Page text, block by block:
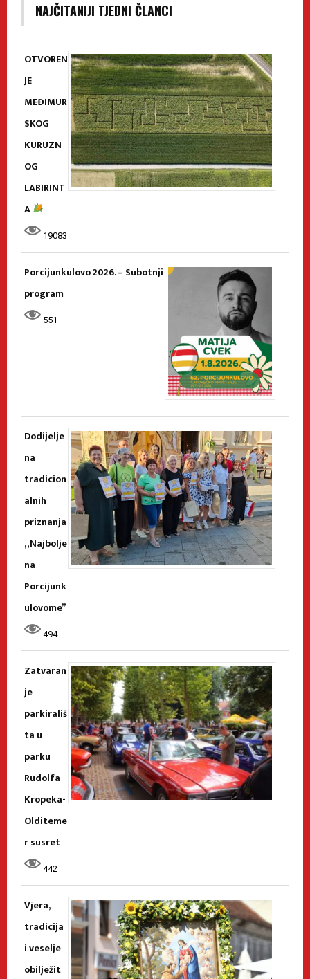
NAJČITANIJI TJEDNI ČLANCI
OTVOREN
JE
MEĐIMUR
SKOG
KURUZN
OG
LABIRINT
A
19083
Porcijunkulovo 2026. – Subotnji
program
551
Dodijelje
na
tradicion
alnih
priznanja
„Najbolje
na
Porcijunk
ulovome”
494
Zatvaran
je
parkirališ
ta u
parku
Rudolfa
Kropeka-
Olditeme
r susret
442
Vjera,
tradicija
i veselje
obilježit